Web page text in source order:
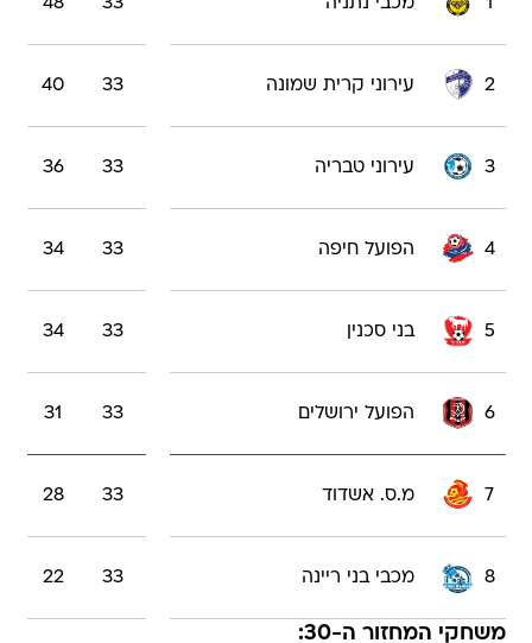
2 עירוני קרית שמונה 33
40
3 עירוני טבריה 33
36
4 הפועל חיפה 33
34
5 בני סכנין 33
34
6 הפועל ירושלים 33
31
7 מ.ס. אשדוד 33
28
8 מכבי בני ריינה 33
22
משחקי המחזור ה-30: